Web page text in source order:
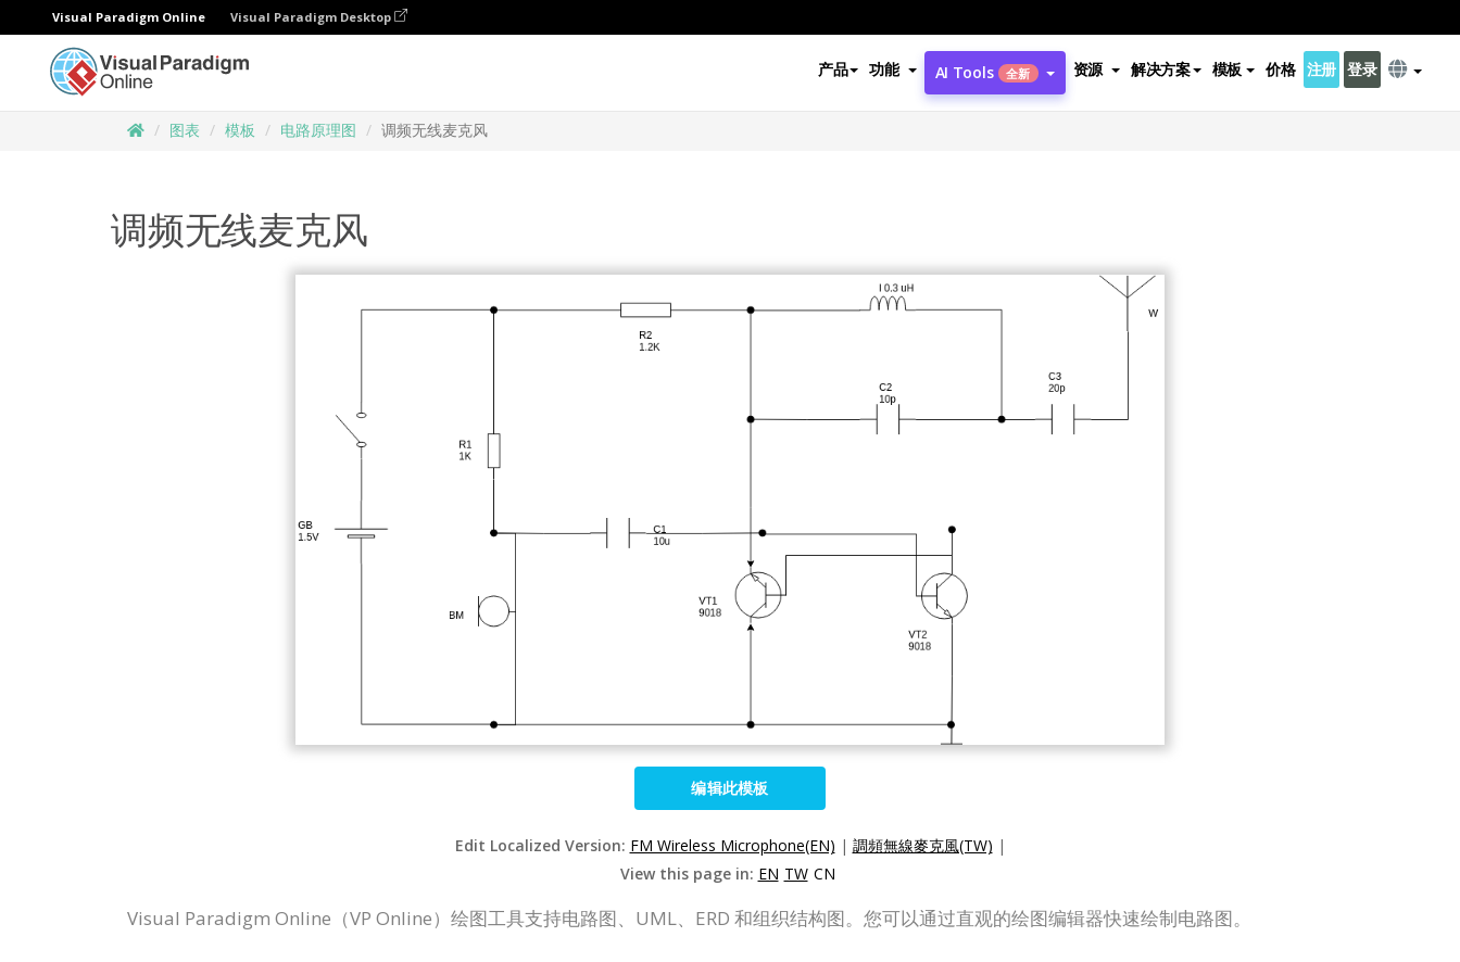
Visual Paradigm Online Visual Paradigm Desktop
产品 功能 AI Tools 全新 资源 解决方案 模板 价格 注册 登录
图表 模板 电路原理图 调频无线麦克风
调频无线麦克风
编辑此模板
Edit Localized Version: FM Wireless Microphone(EN) | 調頻無線麥克風(TW) |
View this page in: EN TW CN
Visual Paradigm Online（VP Online）绘图工具支持电路图、UML、ERD 和组织结构图。您可以通过直观的绘图编辑器快速绘制电路图。